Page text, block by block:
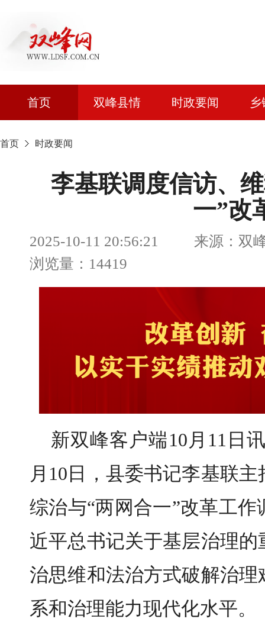
首页 双峰县情 时政要闻
首页 时政要闻
李基联调度信访、
一”改
2025-10-11 20:56:21 来源：双
浏览量：14419
新双峰客户端10月11日
月10日，县委书记李基联
综治与“两网合一”改革工
近平总书记关于基层治理
治思维和法治方式破解治
系和治理能力现代化水平。